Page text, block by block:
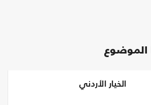
الموضوع
الخيار الأردني